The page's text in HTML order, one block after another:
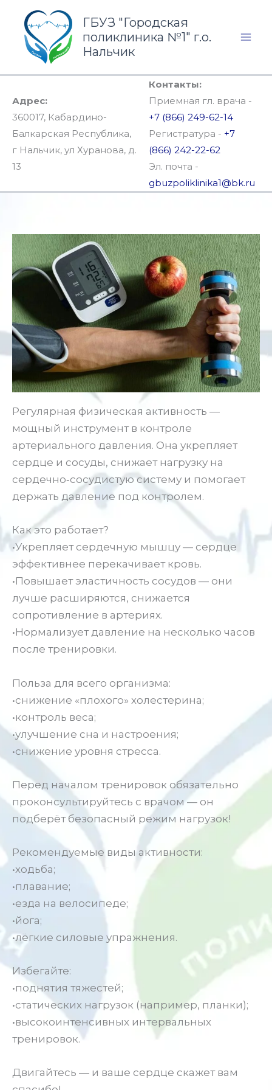
Перейти
содержимому
ГБУЗ "Городская
поликлиника №1" г.о.
Нальчик
Адрес:
360017, Кабардино-
Балкарская Республика,
г Нальчик, ул Хуранова, д.
13
Контакты:
Приемная гл. врача -
+7 (866) 249-62-14
Регистратура - +7
(866) 242-22-62
Эл. почта -
gbuzpoliklinika1@bk.ru
Регулярная физическая активность —
мощный инструмент в контроле
артериального давления. Она укрепляет
сердце и сосуды, снижает нагрузку на
сердечно‑сосудистую систему и помогает
держать давление под контролем.
Как это работает?
•Укрепляет сердечную мышцу — сердце
эффективнее перекачивает кровь.
•Повышает эластичность сосудов — они
лучше расширяются, снижается
сопротивление в артериях.
•Нормализует давление на несколько часов
после тренировки.
Польза для всего организма:
•снижение «плохого» холестерина;
•контроль веса;
•улучшение сна и настроения;
•снижение уровня стресса.
Перед началом тренировок обязательно
проконсультируйтесь с врачом — он
подберёт безопасный режим нагрузок!
Рекомендуемые виды активности:
•ходьба;
•плавание;
•езда на велосипеде;
•йога;
•лёгкие силовые упражнения.
Избегайте:
•поднятия тяжестей;
•статических нагрузок (например, планки);
•высокоинтенсивных интервальных
тренировок.
Двигайтесь — и ваше сердце скажет вам